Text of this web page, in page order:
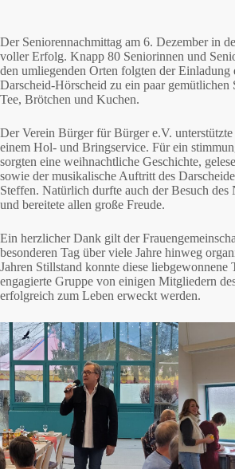
Der Seniorennachmittag am 6. Dezember in
voller Erfolg. Knapp 80 Seniorinnen und
den umliegenden Orten folgten der Einladung
Darscheid-Hörscheid zu ein paar gemütlichen
Tee, Brötchen und Kuchen.
Der Verein Bürger für Bürger e.V.
einem Hol- und Bringservice. Für ein
sorgten eine weihnachtliche Geschichte,
sowie der musikalische Auftritt des
Steffen. Natürlich durfte auch der Besuch
und bereitete allen große Freude.
Ein herzlicher Dank gilt der
besonderen Tag über viele Jahre hinweg
Jahren Stillstand konnte diese liebgewonnene
engagierte Gruppe von einigen Mitgliedern
erfolgreich zum Leben erweckt werden.